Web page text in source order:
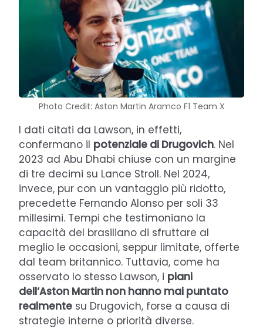
Photo Credit: Aston Martin Aramco F1 Team X
I dati citati da Lawson, in effetti,
confermano il potenziale di Drugovich. Nel
2023 ad Abu Dhabi chiuse con un margine
di tre decimi su Lance Stroll. Nel 2024,
invece, pur con un vantaggio più ridotto,
precedette Fernando Alonso per soli 33
millesimi. Tempi che testimoniano la
capacità del brasiliano di sfruttare al
meglio le occasioni, seppur limitate, offerte
dal team britannico. Tuttavia, come ha
osservato lo stesso Lawson, i piani
dell’Aston Martin non hanno mai puntato
realmente su Drugovich, forse a causa di
strategie interne o priorità diverse.